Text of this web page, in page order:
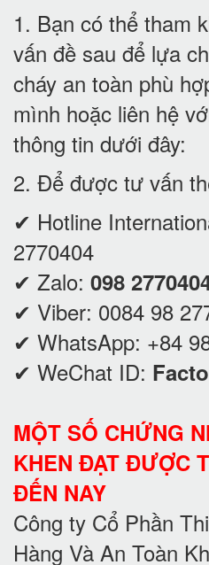
1. Bạn có thể tham
vấn đề sau để lựa
cháy an toàn phù
mình hoặc liên hệ
thông tin dưới đây:
2. Để được tư vấn
✔ Hotline
2770404
✔ Zalo: 098
✔ Viber: 0084 98
✔ WhatsApp: +84
✔ WeChat ID:
MỘT SỐ CHỨNG
KHEN ĐẠT ĐƯỢC
ĐẾN NAY
Công ty Cổ Phần
Hàng Và An Toàn